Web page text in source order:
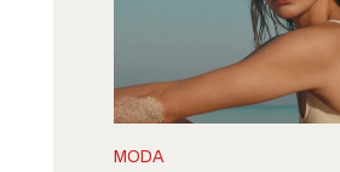
MODA